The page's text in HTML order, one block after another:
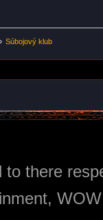
Súbojový klub
there